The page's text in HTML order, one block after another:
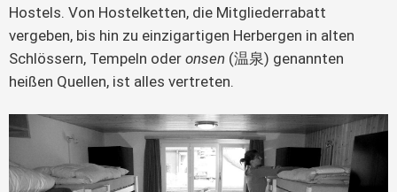
Hostels. Von Hostelketten, die Mitgliederrabatt
vergeben, bis hin zu einzigartigen Herbergen in alten
Schlössern, Tempeln oder onsen (温泉) genannten
heißen Quellen, ist alles vertreten.